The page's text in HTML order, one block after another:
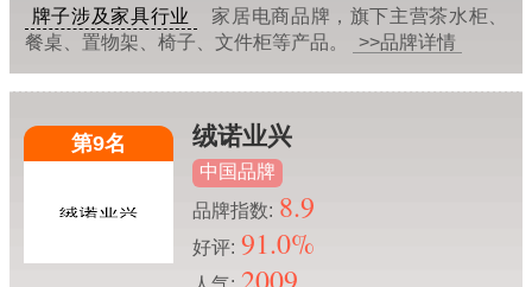
牌子涉及家具行业
家居电商品牌，旗下主营茶水柜、
餐桌、置物架、椅子、文件柜等产品。
>>品牌详情
第9名 绒诺业兴
中国品牌
品牌指数: 8.9
好评: 91.0%